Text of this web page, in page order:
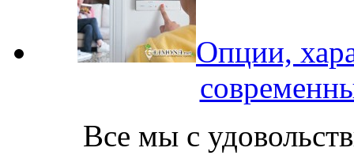
Опции,
Все мы с